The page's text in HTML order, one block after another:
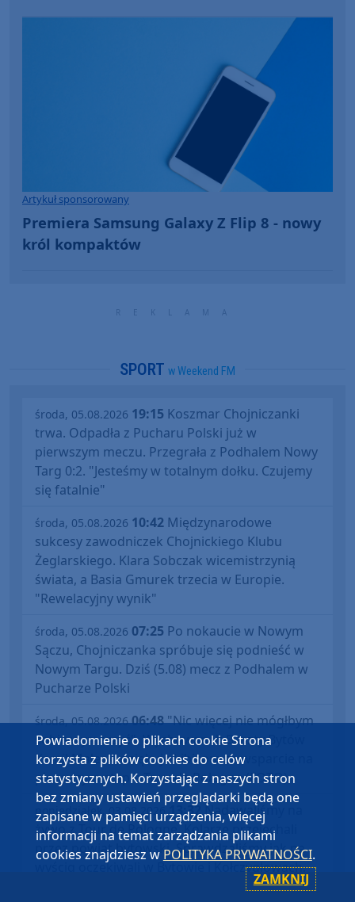
Artykuł sponsorowany
Premiera Samsung Galaxy Z Flip 8 - nowy
król kompaktów
SPORT w Weekend FM
środa, 05.08.2026 19:15 Koszmar Chojniczanki
trwa. Odpadła z Pucharu Polski już w
pierwszym meczu. Przegrała z Podhalem Nowy
Targ 0:2. "Jesteśmy w totalnym dołku. Czujemy
się fatalnie"
środa, 05.08.2026 10:42 Międzynarodowe
sukcesy zawodniczek Chojnickiego Klubu
Żeglarskiego. Klara Sobczak wicemistrzynią
świata, a Basia Gmurek trzecia w Europie.
"Rewelacyjny wynik"
środa, 05.08.2026 07:25 Po nokaucie w Nowym
Sączu, Chojniczanka spróbuje się podnieść w
Nowym Targu. Dziś (5.08) mecz z Podhalem w
Pucharze Polski
środa, 05.08.2026 06:48"Nic więcej nie mógłbym
sobie wymarzyć". Wychowanek Baszty Bytów
Kamil Małecki dziękuje kibicom za wsparcie na
pierwszym etapie Tour de Pologne (FOTO)
poniedziałek, 03.08.2026 13:32Nadawaliśmy na
żywo z Tour de Pologne. Kolarze przejechali
przez powiat bytowski. Sprawdzaliśmy jak na
wyścig oczekiwali w Bytowie i Kołczygłowach.
"Cały kolarski świat na nas patrzy" (RELACJE,
Powiadomienie o plikach cookie Strona
korzysta z plików cookies do celów
statystycznych. Korzystając z naszych stron
bez zmiany ustawień przeglądarki będą one
zapisane w pamięci urządzenia, więcej
informacji na temat zarządzania plikami
cookies znajdziesz w POLITYKA PRYWATNOŚCI.
ZAMKNIJ